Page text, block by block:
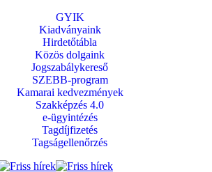
GYIK
Kiadványaink
Hirdetőtábla
Közös dolgaink
Jogszabálykereső
SZEBB-program
Kamarai kedvezmények
Szakképzés 4.0
e-ügyintézés
Tagdíjfizetés
Tagságellenőrzés